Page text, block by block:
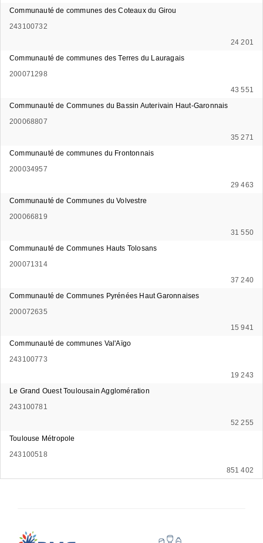
Communauté de communes des Coteaux du Girou
243100732
24 201
Communauté de communes des Terres du Lauragais
200071298
43 551
Communauté de Communes du Bassin Auterivain Haut-Garonnais
200068807
35 271
Communauté de communes du Frontonnais
200034957
29 463
Communauté de Communes du Volvestre
200066819
31 550
Communauté de Communes Hauts Tolosans
200071314
37 240
Communauté de Communes Pyrénées Haut Garonnaises
200072635
15 941
Communauté de communes Val'Aïgo
243100773
19 243
Le Grand Ouest Toulousain Agglomération
243100781
52 255
Toulouse Métropole
243100518
851 402